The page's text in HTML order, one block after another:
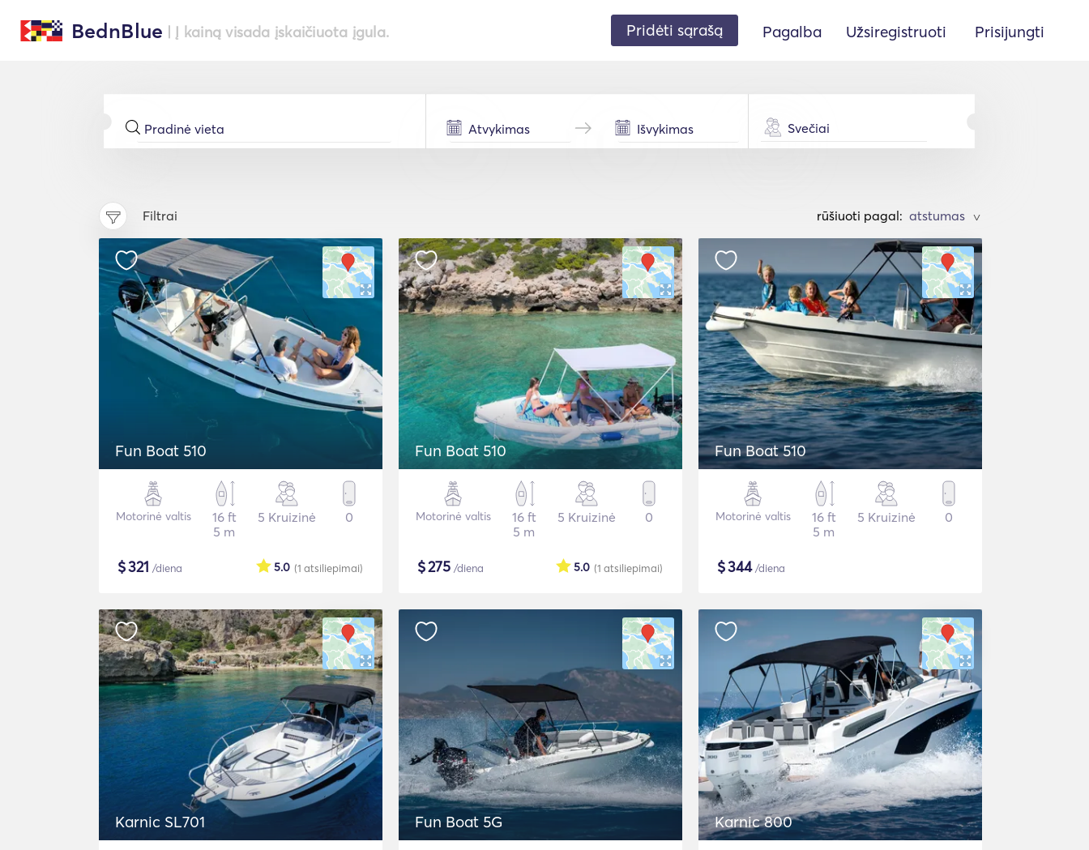
BednBlue | Į kainą visada įskaičiuota įgula. Pridėti sąrašą Pagalba Užsiregistruoti Prisijungti
Svečiai
Filtrai rūšiuoti pagal: >
Fun Boat 510
Motorinė valtis
16 ft
5 m
5 Kruizinė 0
$321 /diena (1 atsiliepimai)
5.0
Fun Boat 510
Motorinė valtis
16 ft
5 m
5 Kruizinė 0
$275 /diena (1 atsiliepimai)
5.0
Fun Boat 510
Motorinė valtis
16 ft
5 m
5 Kruizinė 0
$344/diena
Karnic SL701 Fun Boat 5G Karnic 800